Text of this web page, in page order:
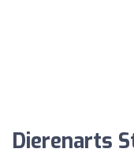
Dierenarts